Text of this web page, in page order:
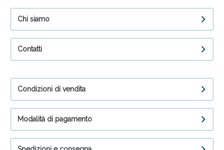
Chi siamo
Contatti
Condizioni di vendita
Modalità di pagamento